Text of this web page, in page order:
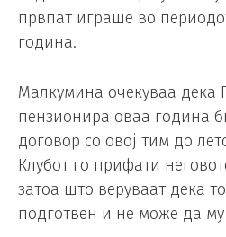
првпат играше во
година.
Малкумина очекуваа дека
пензионира оваа година
договор со овој тим до
Клубот го прифати
затоа што веруваат дека
подготвен и не може да